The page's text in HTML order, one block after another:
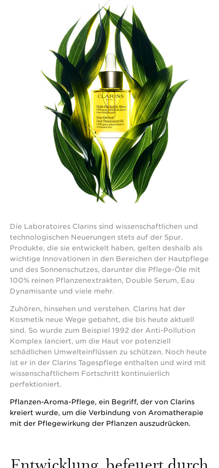
Die Laboratoires Clarins sind wissenschaftlichen und
technologischen Neuerungen stets auf der Spur.
Produkte, die sie entwickelt haben, gelten deshalb als
wichtige Innovationen in den Bereichen der Hautpflege
und des Sonnenschutzes, darunter die Pflege-Öle mit
100% reinen Pflanzenextrakten, Double Serum, Eau
Dynamisante und viele mehr.
Zuhören, hinsehen und verstehen. Clarins hat der
Kosmetik neue Wege gebahnt, die bis heute aktuell
sind. So wurde zum Beispiel 1992 der Anti-Pollution
Komplex lanciert, um die Haut vor potenziell
schädlichen Umwelteinflüssen zu schützen. Noch heute
ist er in der Clarins Tagespflege enthalten und wird mit
wissenschaftlichem Fortschritt kontinuierlich
perfektioniert.
Pflanzen-Aroma-Pflege, ein Begriff, der von Clarins
kreiert wurde, um die Verbindung von Aromatherapie
mit der Pflegewirkung der Pflanzen auszudrücken.